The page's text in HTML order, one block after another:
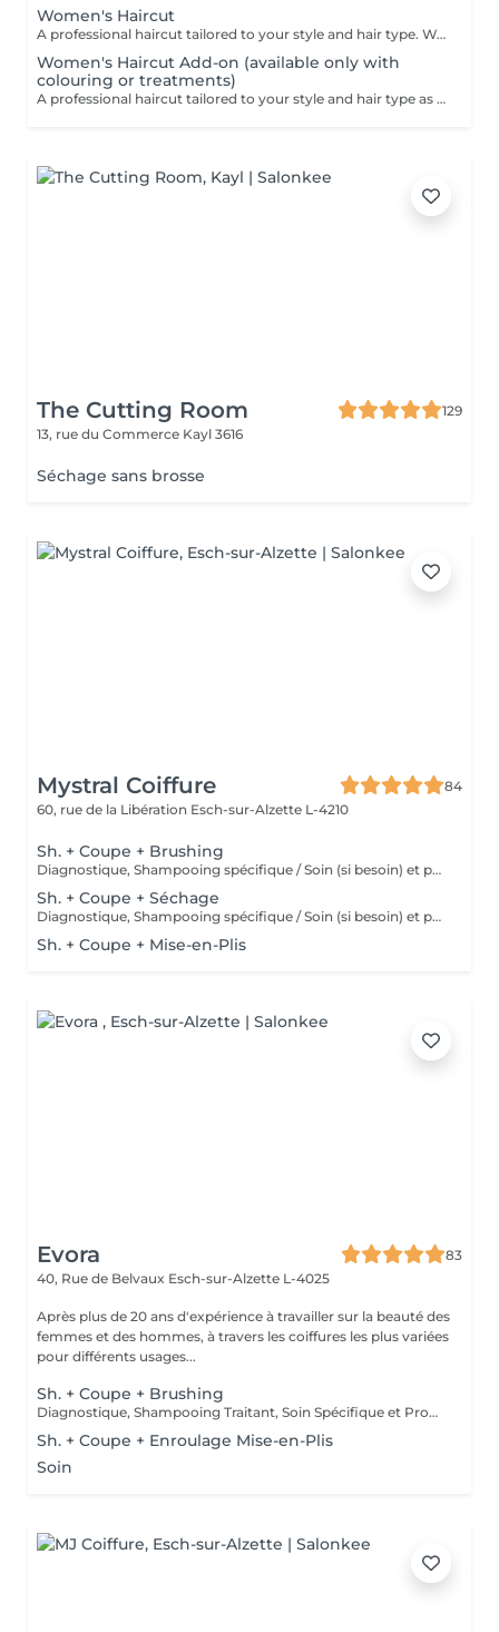
Women's Haircut
A professional haircut tailored to your style and hair type. We begin with a short consultation to discuss your expectations, followed by a gentle wash while you relax lying comfortably in our Maletti chair, a precise cut, and a smooth blow-dry. We use Dyson Pro tools that protect your hair from excessive heat and deliver a sleek, polished finish. LaBiosthétique care and styling products provide holistic care for hair and scalp, combining scientific research with carefully selected natural ingredients. All brushes are sanitised with Sibel equipment, which effectively removes hair, product buildup, and impurities while reducing bacteria on the brush surface to maintain high hygiene standards for every client. For a more defined final look, styling can be added as an add-on. Simple, Moderate, Complex This grading reflects your hair's individual characteristics, such as texture, density, and length and is assessed by your hairdresser at the start of your visit. Not sure which to choose? We recommend booking Complex. The price will be adjusted after your consultation. Note: This is not related to the difficulty of haircuts or timing.
Women's Haircut Add-on (available only with
colouring or treatments)
A professional haircut tailored to your style and hair type as an add-on to colouring or treatments. We begin with a short consultation to discuss your expectations, followed by a gentle wash while you relax lying comfortably in our Maletti chair, a precise cut, and a smooth blow-dry. We use Dyson Pro tools that protect your hair from excessive heat and deliver a sleek, polished finish. LaBiosthétique care and styling products provide holistic care for hair and scalp, combining scientific research with carefully selected natural ingredients. All brushes are sanitised with Sibel equipment, which effectively removes hair, product buildup, and impurities while reducing bacteria on the brush surface to maintain high hygiene standards for every client. For a more defined final look, styling can be added as an add-on. Simple, Moderate, Complex This grading reflects your hair's individual characteristics, such as texture, density, and length and is assessed by your hairdresser at the start of your visit. Not sure which to choose? We recommend booking Complex. The price will be adjusted after your consultation. Note: This is not related to the difficulty of haircuts or timing.
The Cutting Room
129
13, rue du Commerce Kayl 3616
Séchage sans brosse
Mystral Coiffure
84
60, rue de la Libération Esch-sur-Alzette L-4210
Sh. + Coupe + Brushing
Diagnostique, Shampooing spécifique / Soin (si besoin) et produits de coiffage inclus
Sh. + Coupe + Séchage
Diagnostique, Shampooing spécifique / Soin (si besoin) et produits de coiffage inclus
Sh. + Coupe + Mise-en-Plis
Evora
83
40, Rue de Belvaux Esch-sur-Alzette L-4025
Après plus de 20 ans d'expérience à travailler sur la beauté des
femmes et des hommes, à travers les coiffures les plus variées
pour différents usages...
Sh. + Coupe + Brushing
Diagnostique, Shampooing Traitant, Soin Spécifique et Produits Coiffants inclus
Sh. + Coupe + Enroulage Mise-en-Plis
Soin